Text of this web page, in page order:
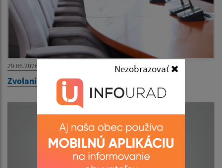
Nezobrazovať
29.06.2026
Zvolanie 39. zasadnutia OZ na 30.06.2026